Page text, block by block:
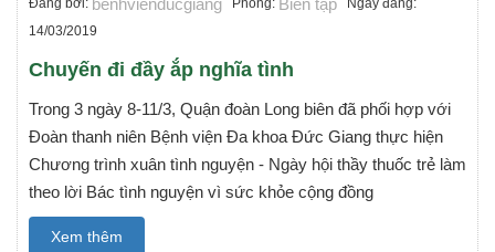
Đăng bởi: benhvienducgiang Phòng: Biên tập Ngày đăng:
14/03/2019
Chuyến đi đầy ắp nghĩa tình
Trong 3 ngày 8-11/3, Quận đoàn Long biên đã phối hợp với
Đoàn thanh niên Bệnh viện Đa khoa Đức Giang thực hiện
Chương trình xuân tình nguyện - Ngày hội thầy thuốc trẻ làm
theo lời Bác tình nguyện vì sức khỏe cộng đồng
Xem thêm